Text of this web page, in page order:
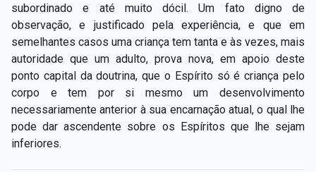
subordinado e até muito dócil. Um fato digno de
observação, e justificado pela experiência, e que em
semelhantes casos uma criança tem tanta e às vezes, mais
autoridade que um adulto, prova nova, em apoio deste
ponto capital da doutrina, que o Espírito só é criança pelo
corpo e tem por si mesmo um desenvolvimento
necessariamente anterior à sua encarnação atual, o qual lhe
pode dar ascendente sobre os Espíritos que lhe sejam
inferiores.